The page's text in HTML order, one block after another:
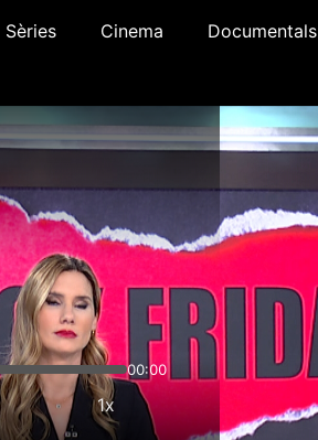
Sèries Cinema Documentals
00:00
1x